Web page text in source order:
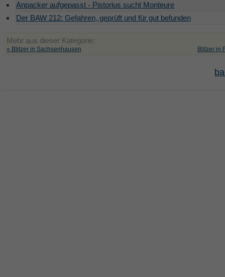
Anpacker aufgepasst - Pistorius sucht Monteure
Der BAW 212: Gefahren, geprüft und für gut befunden
Mehr aus dieser Kategorie:
« Blitzer in Sachsenhausen Blitzer in